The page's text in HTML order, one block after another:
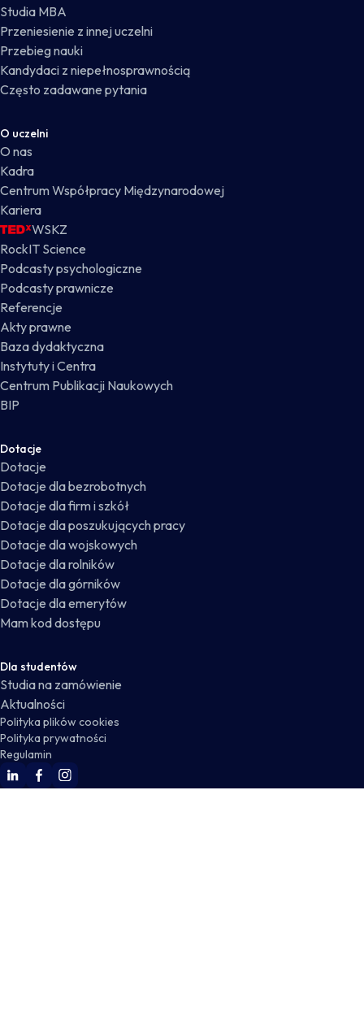
Studia MBA
Przeniesienie z innej uczelni
Przebieg nauki
Kandydaci z niepełnosprawnością
Często zadawane pytania
O uczelni
O nas
Kadra
Centrum Współpracy Międzynarodowej
Kariera
WSKZ
RockIT Science
Podcasty psychologiczne
Podcasty prawnicze
Referencje
Akty prawne
Baza dydaktyczna
Instytuty i Centra
Centrum Publikacji Naukowych
BIP
Dotacje
Dotacje
Dotacje dla bezrobotnych
Dotacje dla firm i szkół
Dotacje dla poszukujących pracy
Dotacje dla wojskowych
Dotacje dla rolników
Dotacje dla górników
Dotacje dla emerytów
Mam kod dostępu
Dla studentów
Studia na zamówienie
Aktualności
Polityka plików cookies
Polityka prywatności
Regulamin
WSKZ Linkedin
WSKZ Facebook
WSKZ Instagram